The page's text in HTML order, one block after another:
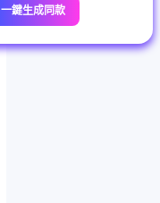
一鍵生成同款